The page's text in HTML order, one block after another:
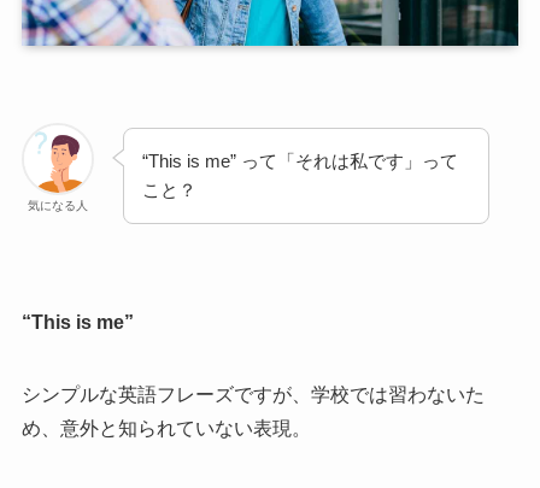
気になる人
“This is me” って「それは私です」って
こと？
“This is me”
シンプルな英語フレーズですが、学校では習わないた
め、意外と知られていない表現。